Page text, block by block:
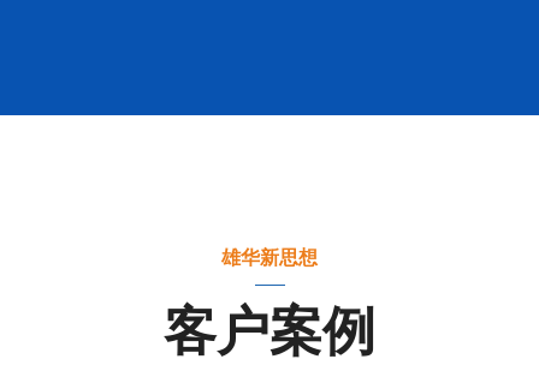
雄华新思想
客户案例